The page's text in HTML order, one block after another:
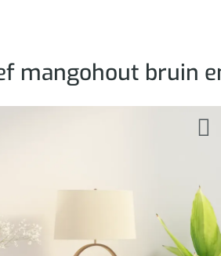
mangohout bruin